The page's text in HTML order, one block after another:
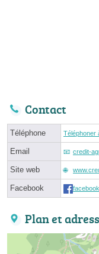
Contact
Téléphone Téléphoner
Email credit-
Site web
Facebook
Plan et